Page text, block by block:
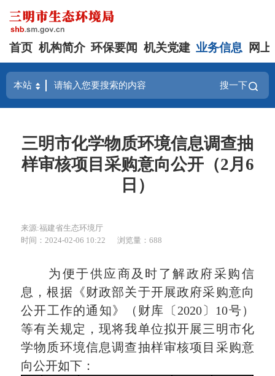
首页 机构简介 环保要闻 机关党建 业务信息 网
搜一下
三明市化学物质环境信息调查抽
样审核项目采购意向公开（2月6
日）
来源:福建省生态环境厅
时间：2024-02-06 10:22
浏览量：688
为便于供应商及时了解政府采购信
息，根据《财政部关于开展政府采购意向
公开工作的通知》（财库〔2020〕10号）
等有关规定，现将我单位拟开展三明市化
学物质环境信息调查抽样审核项目采购意
向公开如下：